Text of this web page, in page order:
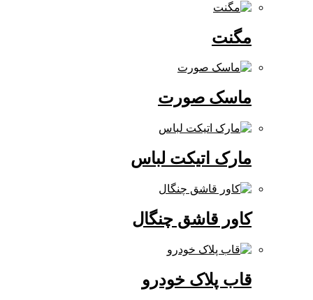
ماسک صورت
مارک اتیکت لباس
کاور قاشق چنگال
قاب پلاک خودرو